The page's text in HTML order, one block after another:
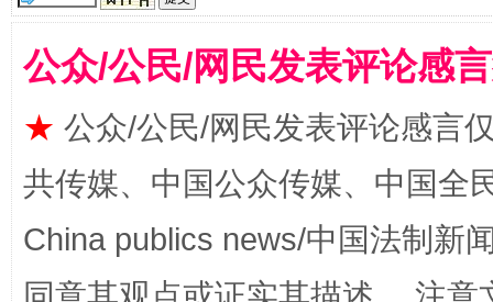
全民健身五年计划来了！等你上场
公众/公民/网民发表评论感
★ 公众/公民/网民发表评论感言
共传媒、中国公众传媒、中国全
China publics news/中国法制新